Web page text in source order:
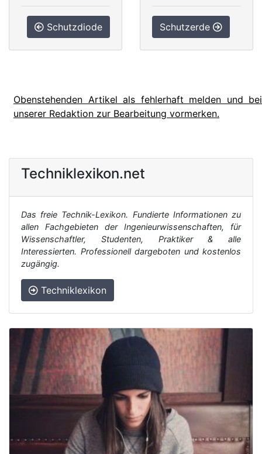
Schutzdiode Schutzerde
Obenstehenden Artikel als fehlerhaft melden und bei
unserer Redaktion zur Bearbeitung vormerken.
Techniklexikon.net
Das freie Technik-Lexikon. Fundierte Informationen zu
allen Fachgebieten der Ingenieurwissenschaften, für
Wissenschaftler, Studenten, Praktiker & alle
Interessierten. Professionell dargeboten und kostenlos
zugängig.
Techniklexikon